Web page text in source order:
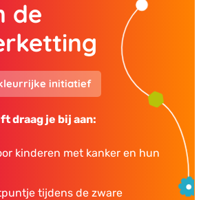
de
initiatief
draag je bij aan:
kinderen met kanker en hun
tijdens de zware